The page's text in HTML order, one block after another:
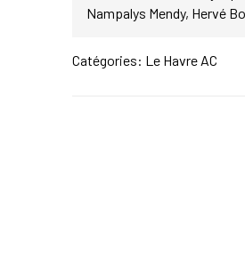
Nampalys Mendy, Hervé
Catégories: Le Havre AC